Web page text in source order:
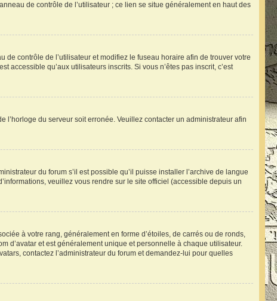
de contrôle de l’utilisateur ; ce lien se situe généralement en haut des
de contrôle de l’utilisateur et modifiez le fuseau horaire afin de trouver votre
accessible qu’aux utilisateurs inscrits. Si vous n’êtes pas inscrit, c’est
l’horloge du serveur soit erronée. Veuillez contacter un administrateur afin
du forum s’il est possible qu’il puisse installer l’archive de langue
veuillez vous rendre sur le site officiel (accessible depuis un
à votre rang, généralement en forme d’étoiles, de carrés ou de ronds,
d’avatar et est généralement unique et personnelle à chaque utilisateur.
contactez l’administrateur du forum et demandez-lui pour quelles